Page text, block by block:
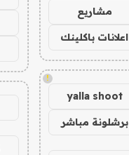
مشاريع
اعلانات باكلينك
!
yalla shoot
برشلونة مباشر